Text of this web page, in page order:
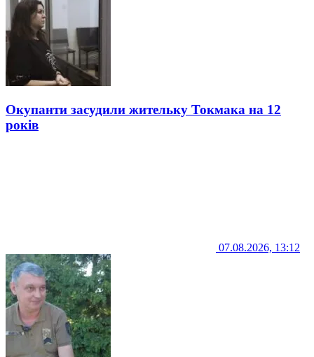
Окупанти засудили жительку Токмака на 12
років
07.08.2026, 13:12